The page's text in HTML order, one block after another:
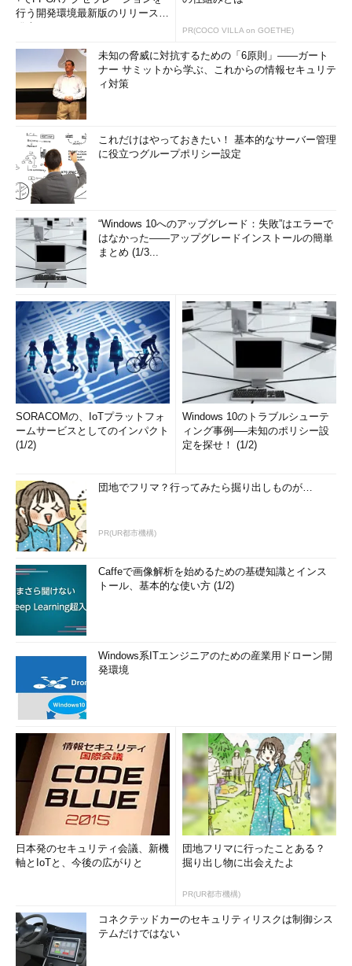
行う開発環境最新版のリリースを
PR(COCO VILLA on GOETHE)
未知の脅威に対抗するための「6原則」――ガート
ナー サミットから学ぶ、これからの情報セキュリテ
ィ対策
これだけはやっておきたい！ 基本的なサーバー管理
に役立つグループポリシー設定
“Windows 10へのアップグレード：失敗”はエラーで
はなかった――アップグレードインストールの簡単
まとめ (1/3...
SORACOMの、IoTプラットフォ
ームサービスとしてのインパクト
(1/2)
Windows 10のトラブルシューテ
ィング事例──未知のポリシー設
定を探せ！ (1/2)
団地でフリマ？行ってみたら掘り出しものが…
PR(UR都市機構)
Caffeで画像解析を始めるための基礎知識とインス
トール、基本的な使い方 (1/2)
Windows系ITエンジニアのための産業用ドローン開
発環境
日本発のセキュリティ会議、新機
軸とIoTと、今後の広がりと
団地フリマに行ったことある？
掘り出し物に出会えたよ
PR(UR都市機構)
コネクテッドカーのセキュリティリスクは制御シス
テムだけではない